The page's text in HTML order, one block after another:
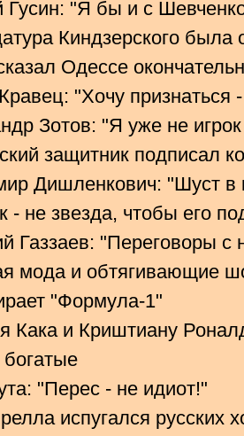
Гусин: "Я бы и с
Киндзерского была
Одессе
"Хочу признаться
Зотов: "Я уже не
защитник подписал
Дишленкович: "Шуст в
- не звезда, чтобы его
Газзаев: "Переговоры с
мода и обтягивающие
"Формула-1"
Кака и Криштиану
"Перес - не идиот!"
испугался русских